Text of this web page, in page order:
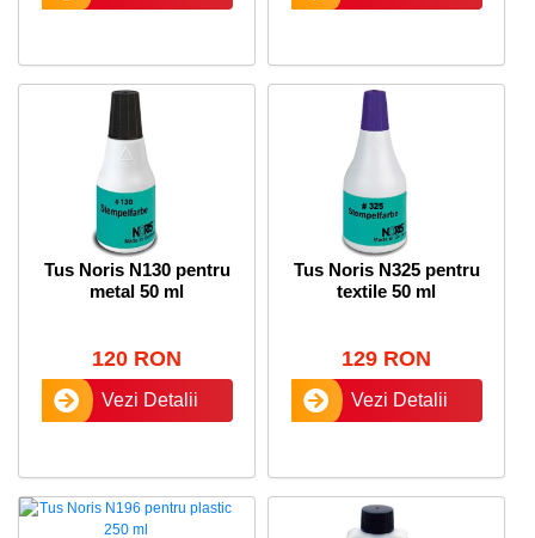
Tus Noris N130 pentru
metal 50 ml
120 RON
Vezi Detalii
Tus Noris N325 pentru
textile 50 ml
129 RON
Vezi Detalii